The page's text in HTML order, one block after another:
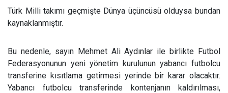
Türk Milli takımı geçmişte Dünya üçüncüsü olduysa bundan
kaynaklanmıştır.
Bu nedenle, sayın Mehmet Ali Aydınlar ile birlikte Futbol
Federasyonunun yeni yönetim kurulunun yabancı futbolcu
transferine kısıtlama getirmesi yerinde bir karar olacaktır.
Yabancı futbolcu transferinde kontenjanın kaldırılması,